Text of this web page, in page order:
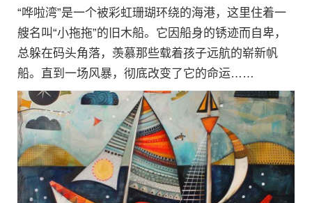
“哗啦湾”是一个被彩虹珊瑚环绕的海港，这里住着一
艘名叫“小拖拖”的旧木船。它因船身的锈迹而自卑，
总躲在码头角落，羡慕那些载着孩子远航的崭新帆
船。直到一场风暴，彻底改变了它的命运……